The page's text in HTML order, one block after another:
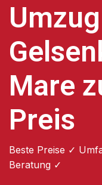
Umzug
Mare
Preis
Beste Preise ✓
Beratung ✓